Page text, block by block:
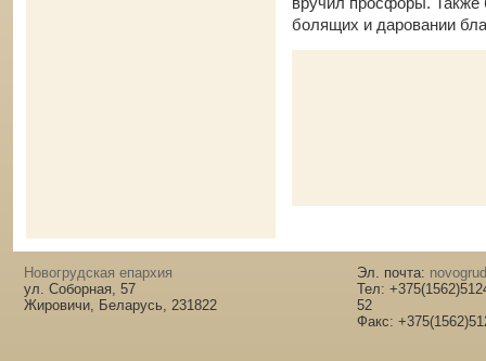
болящих и даровании
Новогрудская епархия
ул. Соборная, 57
Жировичи, Беларусь, 231822
Эл. почта:
Тел:
52
Факс: